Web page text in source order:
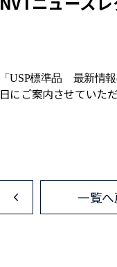
「USP標準品 最新情報
日にご案内させていた
<
一覧へ